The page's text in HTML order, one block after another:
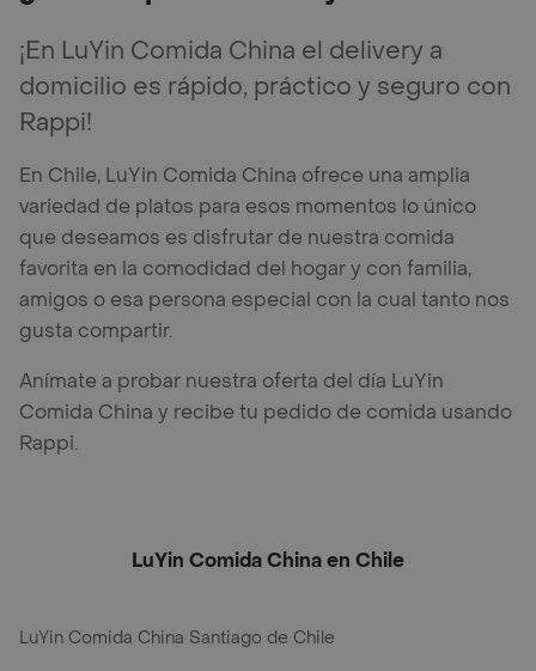
¡En LuYin Comida China el delivery a
domicilio es rápido, práctico y seguro con
Rappi!
En Chile, LuYin Comida China ofrece una amplia
variedad de platos para esos momentos lo único
que deseamos es disfrutar de nuestra comida
favorita en la comodidad del hogar y con familia,
amigos o esa persona especial con la cual tanto nos
gusta compartir.
Anímate a probar nuestra oferta del día LuYin
Comida China y recibe tu pedido de comida usando
Rappi.
LuYin Comida China en Chile
LuYin Comida China Santiago de Chile